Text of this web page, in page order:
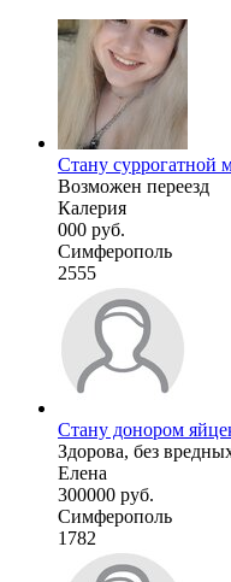
Стану суррогатной
Возможен переезд
Калерия
000 руб.
Симферополь
2555
Стану донором
Здорова, без
Елена
300000 руб.
Симферополь
1782